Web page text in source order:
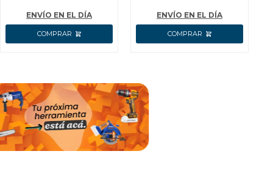
AUTONIVELANTE 35
ENVÍO EN EL DÍA
VALIJA + ACCE
ENVÍO EN EL DÍA